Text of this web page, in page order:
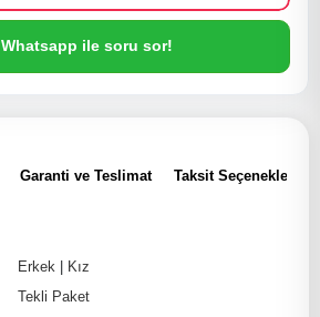
Whatsapp ile soru sor!
Garanti ve Teslimat Taksit Seçenekleri
Erkek | Kız
Tekli Paket